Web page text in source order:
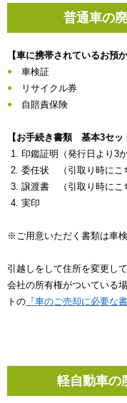
普通車の
【車に携帯されているお預
車検証
リサイクル券
自賠責保険
【お手続き書類 基本3セッ
印鑑証明（発行日より3
委任状 （引取り時にこ
譲渡書 （引取り時にこ
実印
※ご用意いただく書類は車
引越しをして住所を変更し
会社の所有権がついている
トの 『車のご売却に必要な
軽自動車の